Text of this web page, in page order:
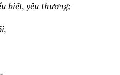
biết, yêu thương;